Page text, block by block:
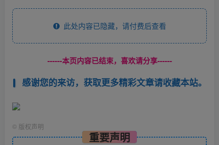
此处内容已隐藏，请付费后查看
------本页内容已结束，喜欢请分享------
感谢您的来访，获取更多精彩文章请收藏本站。
© 版权声明
重要声明